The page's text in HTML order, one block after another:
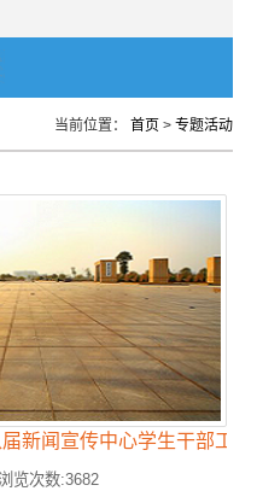
当前位置： 首页 > 专题活动
新闻宣传中心学生干部工作
览次数:3682